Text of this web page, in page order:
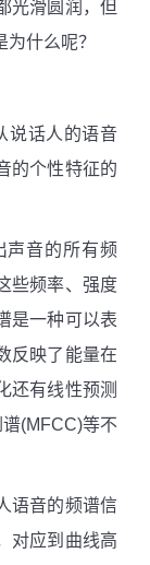
滑圆润，但
什么呢？
说话人的语音
的个性特征的
音的所有频
些频率、强度
是一种可以表
反映了能量在
还有线性预测
(MFCC)等不
音的频谱信
对应到曲线高